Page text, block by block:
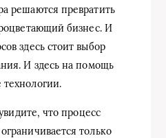
решаются превратить
бизнес. И
здесь стоит выбор
И здесь на помощь
что процесс
только